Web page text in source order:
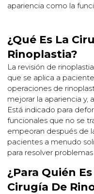
apariencia como la
¿Qué Es La
Rinoplastia?
La revisión de
que se aplica a
operaciones de
mejorar la apariencia y,
Está indicado para
funcionales que no se
empeoran después de
pacientes a menudo
para resolver
¿Para Quién
Cirugía De